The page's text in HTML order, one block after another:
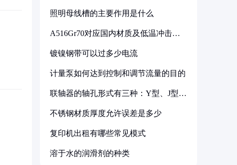
照明母线槽的主要作用是什么
A516Gr70对应国内材质及低温冲击要
镀镍钢带可以过多少电流
计量泵如何达到控制和调节流量的目的
联轴器的轴孔形式有三种：Y型、J型、
不锈钢材质厚度允许误差是多少
复印机出租有哪些常见模式
溶于水的润滑剂的种类